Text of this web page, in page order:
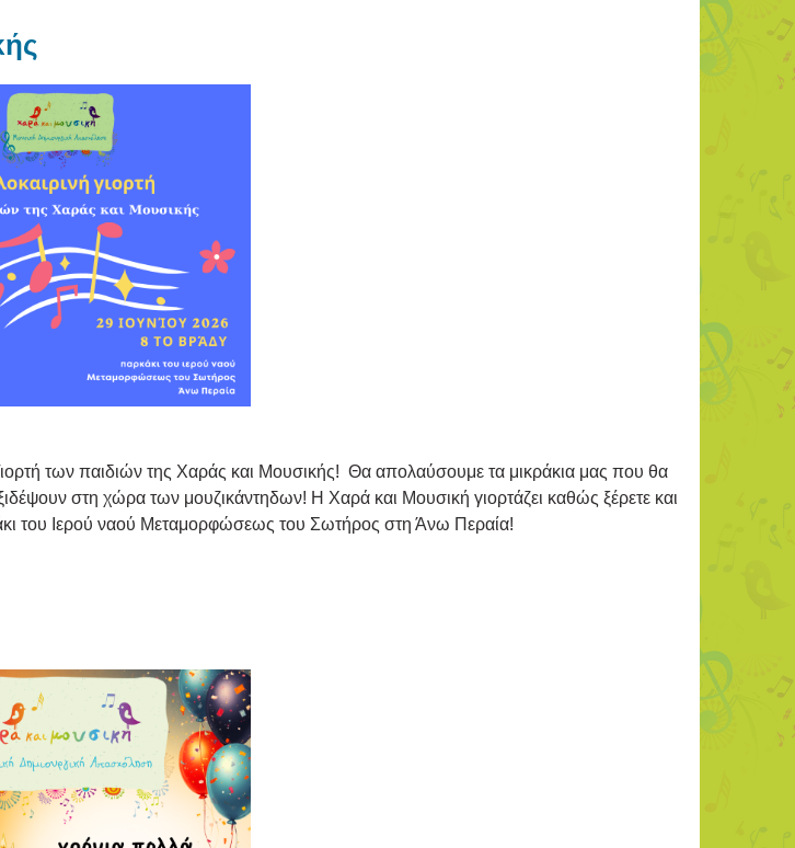
των παιδιών της Χαράς και Μουσικής! Θα απολαύσουμε τα μικράκια μας που θα
στη χώρα των μουζικάντηδων! Η Χαρά και Μουσική γιορτάζει καθώς ξέρετε και
του Ιερού ναού Μεταμορφώσεως του Σωτήρος στη Άνω Περαία!